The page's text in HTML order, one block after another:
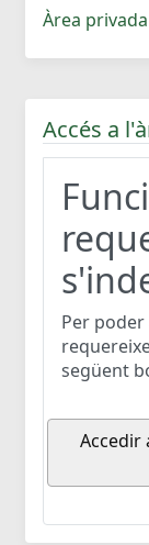
Àrea privada
Accés a
Per
següent
Accedir